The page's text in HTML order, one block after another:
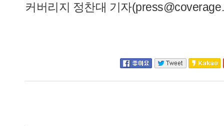
커버리지 정찬대 기자